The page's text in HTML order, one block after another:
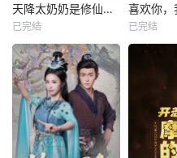
天降太奶奶是修仙老祖
已完结 已完结